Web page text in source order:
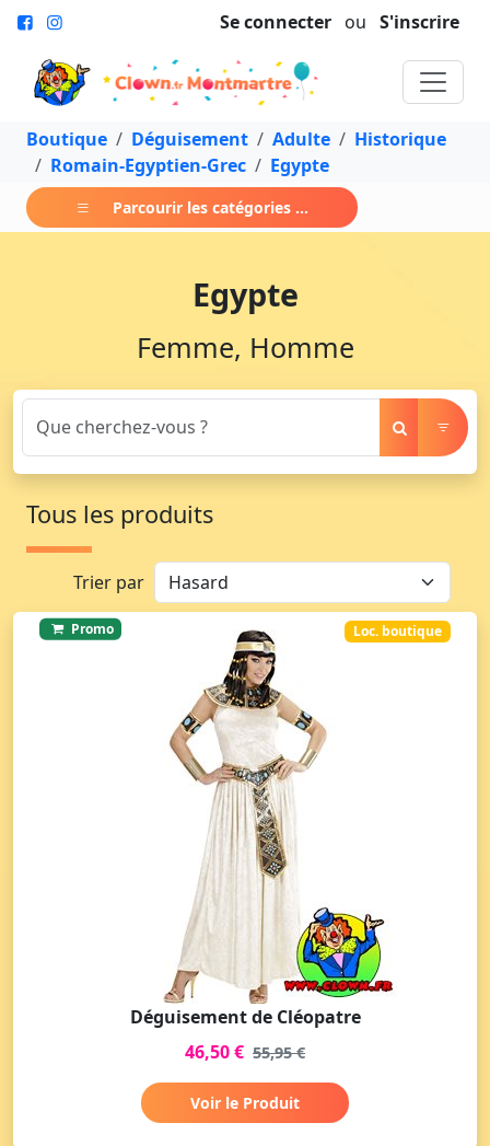
Se connecter ou S'inscrire
Boutique Déguisement Adulte
Historique
Romain-Egyptien-Grec
Egypte
Parcourir les catégories ...
Egypte
Femme, Homme
Tous les produits
Trier par
Promo Loc. boutique
Déguisement de Cléopatre
46,50 € 55,95 €
Voir le Produit